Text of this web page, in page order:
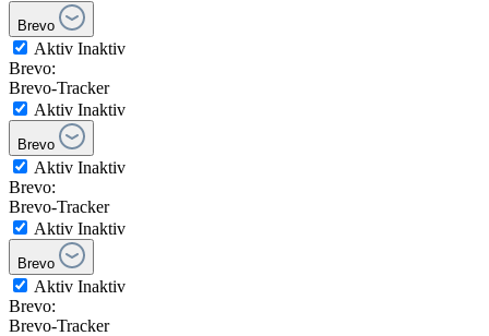
Brevo
Aktiv Inaktiv
Brevo:
Brevo-Tracker
Aktiv Inaktiv
Brevo
Aktiv Inaktiv
Brevo:
Brevo-Tracker
Aktiv Inaktiv
Brevo
Aktiv Inaktiv
Brevo:
Brevo-Tracker